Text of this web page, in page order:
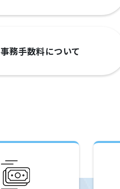
事務手数料について